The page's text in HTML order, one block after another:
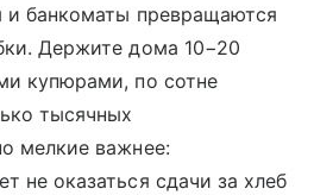
и банкоматы превращаются
Держите дома 10−20
купюрами, по сотне
тысячных
мелкие важнее:
не оказаться сдачи за хлеб